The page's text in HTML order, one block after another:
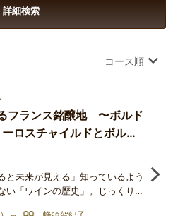
詳細検索
コース順
フランス銘醸地 〜ボルド
ロスチャイルドとボルド
と未来が見える」知っているよう
い「ワインの歴史」。じっくりと